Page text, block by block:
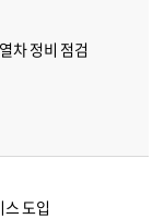
차 정비 점검
도입